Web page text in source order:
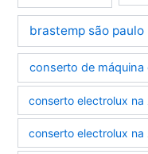
brastemp são paulo
conserto de máquina
conserto electrolux
conserto electrolux